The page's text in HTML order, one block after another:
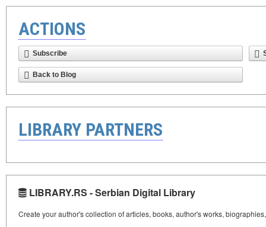
ACTIONS
Subscribe
Back to Blog
LIBRARY PARTNERS
LIBRARY.RS - Serbian Digital Library
Create your author's collection of articles, books, author's works,